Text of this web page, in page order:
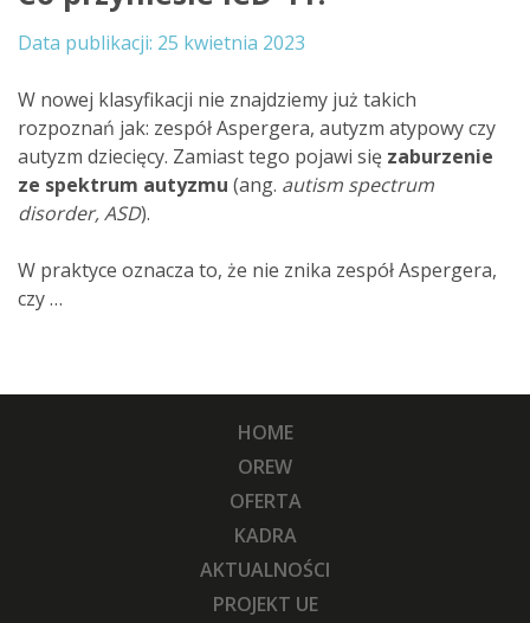
25 kwietnia 2023
W nowej klasyfikacji nie znajdziemy już takich
rozpoznań jak: zespół Aspergera, autyzm atypowy czy
autyzm dziecięcy. Zamiast tego pojawi się zaburzenie
ze spektrum autyzmu (ang. autism spectrum
disorder, ASD).
W praktyce oznacza to, że nie znika zespół Aspergera,
czy …
HOME
OREW
OFERTA
KADRA
AKTUALNOŚCI
PROJEKT UE